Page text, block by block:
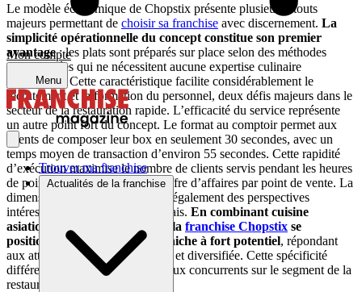
Mon compte
Menu
Trouver ma franchise
Actualités de la franchise
Le modèle économique de Chopstix présente plusieurs atouts
majeurs permettant de choisir sa franchise avec discernement. La
simplicité opérationnelle du concept constitue son premier
avantage: les plats sont préparés sur place selon des méthodes
standardisées qui ne nécessitent aucune expertise culinaire
particulière. Cette caractéristique facilite considérablement le
recrutement et la formation du personnel, deux défis majeurs dans le
secteur de la restauration rapide. L’efficacité du service représente
un autre point fort du concept. Le format au comptoir permet aux
clients de composer leur box en seulement 30 secondes, avec un
temps moyen de transaction d’environ 55 secondes. Cette rapidité
d’exécution maximise le nombre de clients servis pendant les heures
de pointe, optimisant ainsi le chiffre d’affaires par point de vente. La
dimension halal de l’offre ouvre également des perspectives
intéressantes sur le marché français. En combinant cuisine
asiatique et certification halal, la franchise Chopstix se
positionne sur un segment de niche à fort potentiel, répondant
aux attentes d’une clientèle large et diversifiée. Cette spécificité
différencie l’enseigne de nombreux concurrents sur le segment de la
restauration asiatique rapide.